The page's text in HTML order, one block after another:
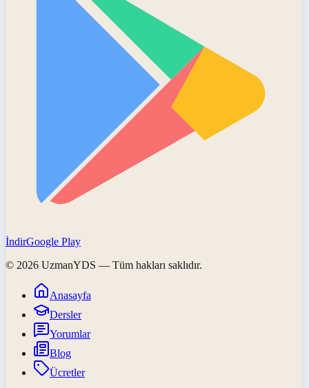
İndirGoogle Play
© 2026 UzmanYDS — Tüm hakları saklıdır.
Anasayfa
Dersler
Yorumlar
Blog
Ücretler